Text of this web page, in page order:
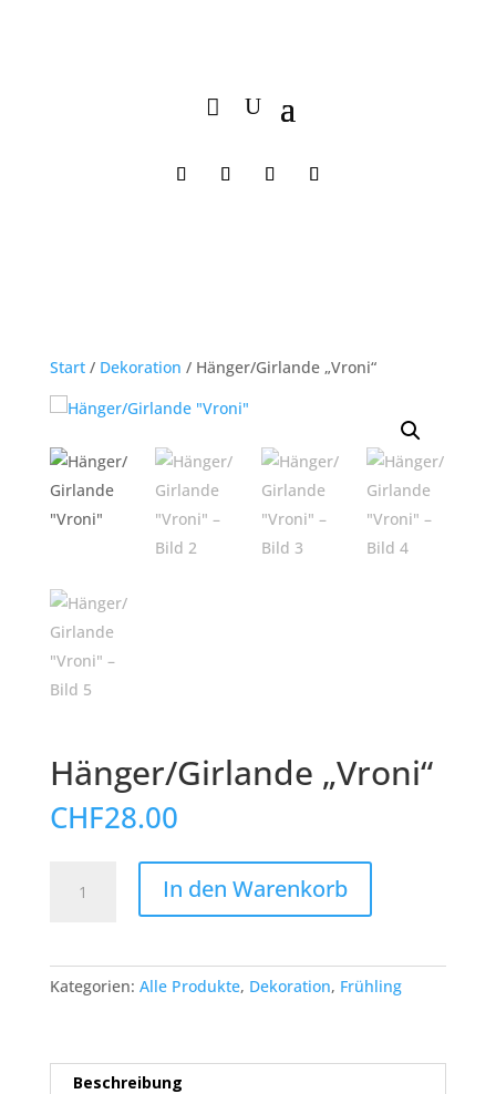
Start/ Dekoration / Hänger/Girlande „Vroni“
Hänger/Girlande „Vroni“
CHF28.00
"Vroni"
In den Warenkorb
Kategorien: Alle Produkte, Dekoration, Frühling
Beschreibung